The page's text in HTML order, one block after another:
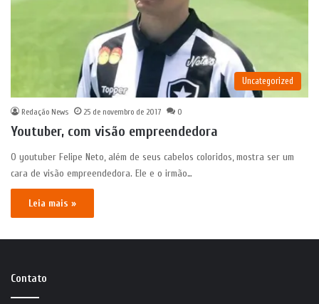
Uncategorized
Redação News 25 de novembro de 2017 0
Youtuber, com visão empreendedora
O youtuber Felipe Neto, além de seus cabelos coloridos, mostra ser um
cara de visão empreendedora. Ele e o irmão…
Leia mais »
Contato